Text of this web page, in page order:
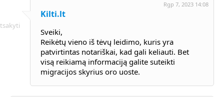
Kilti.lt
Rgp 7, 2023 14:08
Sveiki,
Reikėtų vieno iš tėvų leidimo, kuris yra
patvirtintas notariškai, kad gali keliauti. Bet
visą reikiamą informaciją galite suteikti
migracijos skyrius oro uoste.